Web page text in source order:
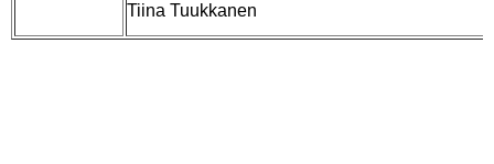
Tiina Tuukkanen